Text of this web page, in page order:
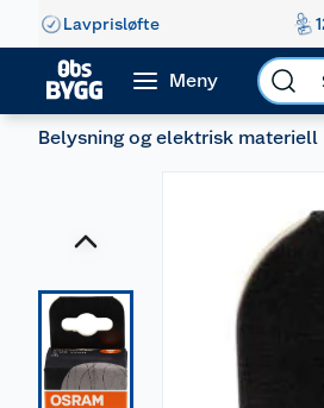
Lavprisløfte
Meny
Belysning og elektrisk materiell